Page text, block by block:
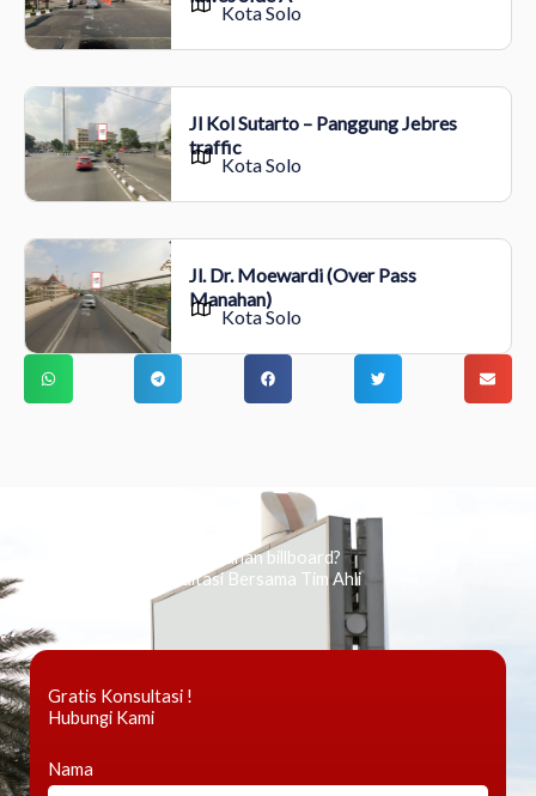
Kota Solo
Jl Kol Sutarto – Panggung Jebres
traffic
Kota Solo
Jl. Dr. Moewardi (Over Pass
Manahan)
Kota Solo
Ingin tahu tentang periklanan billboard?
Kami Berikan Konsultasi Bersama Tim Ahli
Gratis Konsultasi !
Hubungi Kami
Nama